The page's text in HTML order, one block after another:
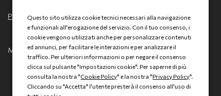
Privacy policy -Cookie policy
Made with 💚 byAD HOC
Questo sito utilizza cookie tecnici necessari alla navigazione
e funzionali all'erogazione del servizio. Con il tuo consenso, i
cookie vengono utilizzati anche per personalizzare contenuti
ed annunci, per facilitare le interazioni e per analizzare il
traffico. Per ulteriori informazioni o per negare il consenso
clicca sul pulsante "Impostazioni cookie". Per saperne di più
consulta la nostra "Cookie Policy" e la nostra "Privacy Policy".
Cliccando su "Accetta" l'utente presterà il consenso all'uso di